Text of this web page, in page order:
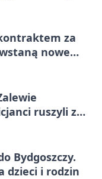
za
nowe
ruszyli z
Bydgoszczy.
dzieci i rodzin